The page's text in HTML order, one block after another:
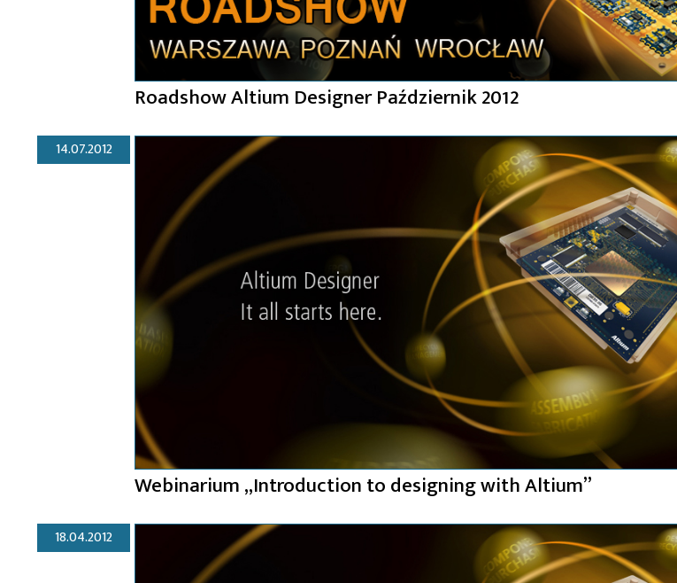
Roadshow Altium Designer Październik 2012
14.07.2012
Webinarium „Introduction to designing with Altium”
18.04.2012